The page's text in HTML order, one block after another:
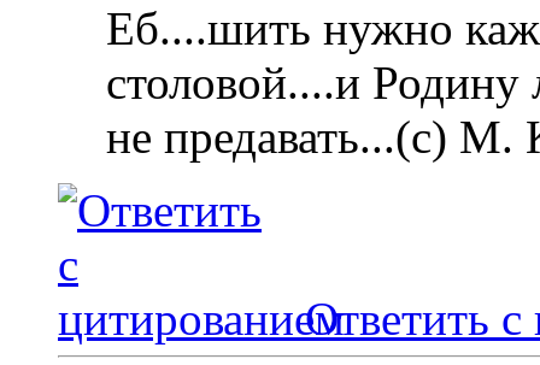
Еб....шить нужно
столовой....и
не предавать...(с) М.
Ответить с